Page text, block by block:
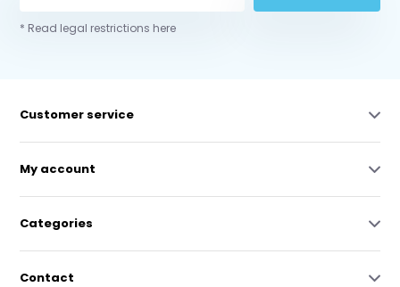
* Read legal restrictions here
Customer service
My account
Categories
Contact